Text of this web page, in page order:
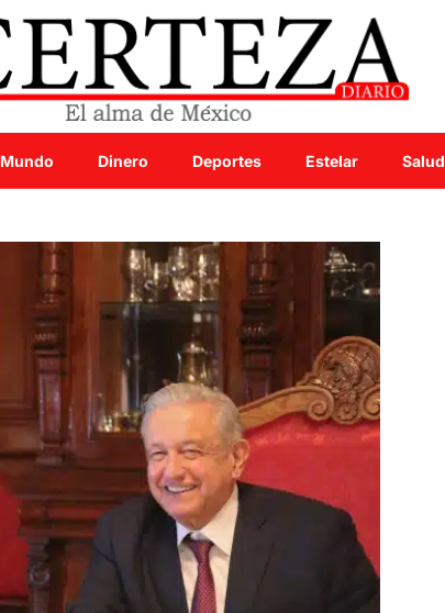
Mundo Dinero Deportes Estelar Salud